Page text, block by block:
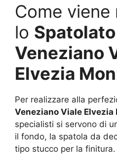
Come
lo Spatolato
Veneziano
Elvezia
Per realizzare alla
Veneziano Viale Elvezia
specialisti si servono di
il fondo, la spatola da
tipo stucco per la finitura.